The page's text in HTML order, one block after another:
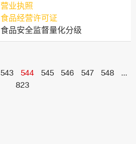
营业执照
食品经营许可证
食品安全监督量化分级
543 544 545 546 547 548
...
823